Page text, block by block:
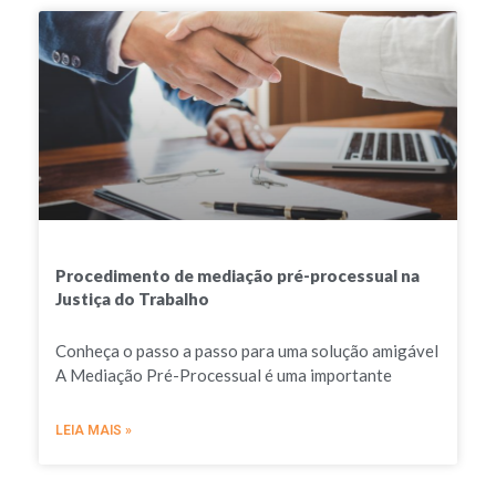
Procedimento de mediação pré-processual na
Justiça do Trabalho
Conheça o passo a passo para uma solução amigável
A Mediação Pré-Processual é uma importante
LEIA MAIS »